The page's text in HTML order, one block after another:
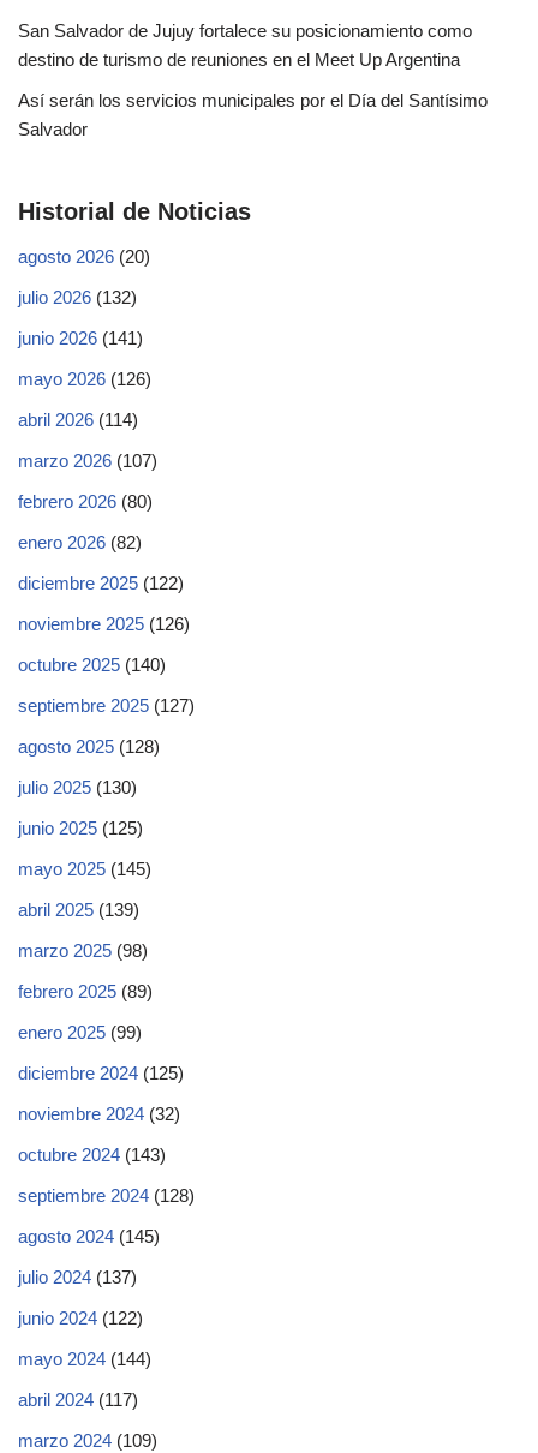
San Salvador de Jujuy fortalece su posicionamiento como
destino de turismo de reuniones en el Meet Up Argentina
Así serán los servicios municipales por el Día del Santísimo
Salvador
Historial de Noticias
agosto 2026 (20)
julio 2026 (132)
junio 2026 (141)
mayo 2026 (126)
abril 2026 (114)
marzo 2026 (107)
febrero 2026 (80)
enero 2026 (82)
diciembre 2025 (122)
noviembre 2025 (126)
octubre 2025 (140)
septiembre 2025 (127)
agosto 2025 (128)
julio 2025 (130)
junio 2025 (125)
mayo 2025 (145)
abril 2025 (139)
marzo 2025 (98)
febrero 2025 (89)
enero 2025 (99)
diciembre 2024 (125)
noviembre 2024 (32)
octubre 2024 (143)
septiembre 2024 (128)
agosto 2024 (145)
julio 2024 (137)
junio 2024 (122)
mayo 2024 (144)
abril 2024 (117)
marzo 2024 (109)